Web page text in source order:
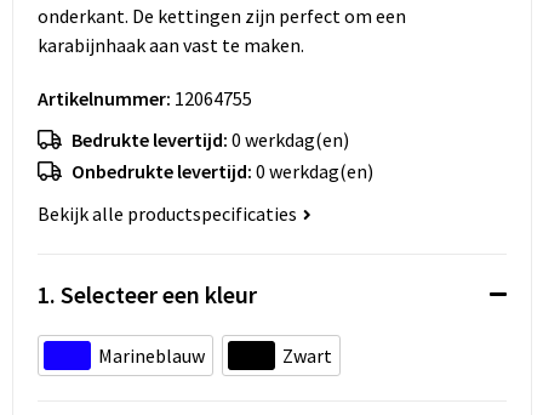
Ademhalingsbescherming
Sporttassen
Schoenentassen
Koeltassen en Koelboxen
Accessoires voor tassen
Heuptassen
onderkant. De kettingen zijn perfect om een
karabijnhaak aan vast te maken.
Artikelnummer: 12064755
Bedrukte levertijd: 0 werkdag(en)
Onbedrukte levertijd: 0 werkdag(en)
Bekijk alle productspecificaties
1. Selecteer een kleur
Marineblauw Zwart